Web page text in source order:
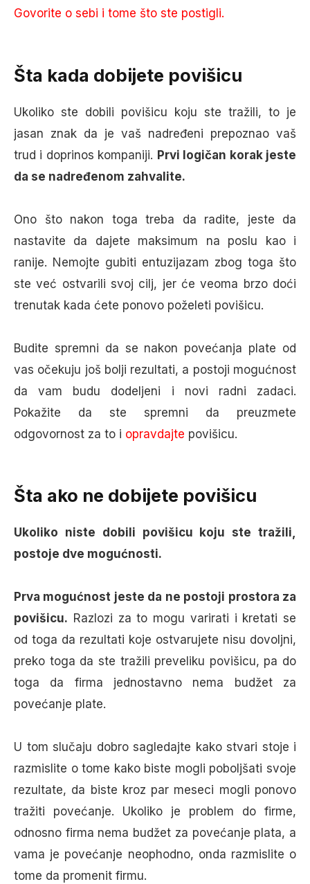
Govorite o sebi i tome što ste postigli.
Šta kada dobijete povišicu
Ukoliko ste dobili povišicu koju ste tražili, to je
jasan znak da je vaš nadređeni prepoznao vaš
trud i doprinos kompaniji. Prvi logičan korak jeste
da se nadređenom zahvalite.
Ono što nakon toga treba da radite, jeste da
nastavite da dajete maksimum na poslu kao i
ranije. Nemojte gubiti entuzijazam zbog toga što
ste već ostvarili svoj cilj, jer će veoma brzo doći
trenutak kada ćete ponovo poželeti povišicu.
Budite spremni da se nakon povećanja plate od
vas očekuju još bolji rezultati, a postoji mogućnost
da vam budu dodeljeni i novi radni zadaci.
Pokažite da ste spremni da preuzmete
odgovornost za to i opravdajte povišicu.
Šta ako ne dobijete povišicu
Ukoliko niste dobili povišicu koju ste tražili,
postoje dve mogućnosti.
Prva mogućnost jeste da ne postoji prostora za
povišicu. Razlozi za to mogu varirati i kretati se
od toga da rezultati koje ostvarujete nisu dovoljni,
preko toga da ste tražili preveliku povišicu, pa do
toga da firma jednostavno nema budžet za
povećanje plate.
U tom slučaju dobro sagledajte kako stvari stoje i
razmislite o tome kako biste mogli poboljšati svoje
rezultate, da biste kroz par meseci mogli ponovo
tražiti povećanje. Ukoliko je problem do firme,
odnosno firma nema budžet za povećanje plata, a
vama je povećanje neophodno, onda razmislite o
tome da promenit firmu.